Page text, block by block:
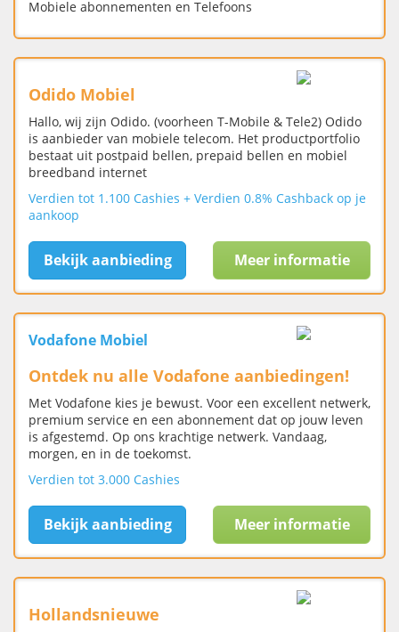
Mobiele abonnementen en Telefoons
Odido Mobiel
Hallo, wij zijn Odido. (voorheen T-Mobile & Tele2) Odido
is aanbieder van mobiele telecom. Het productportfolio
bestaat uit postpaid bellen, prepaid bellen en mobiel
breedband internet
Verdien tot 1.100 Cashies + Verdien 0.8% Cashback op je
aankoop
Bekijk aanbieding Meer informatie
Vodafone Mobiel
Ontdek nu alle Vodafone aanbiedingen!
Met Vodafone kies je bewust. Voor een excellent netwerk,
premium service en een abonnement dat op jouw leven
is afgestemd. Op ons krachtige netwerk. Vandaag,
morgen, en in de toekomst.
Verdien tot 3.000 Cashies
Bekijk aanbieding Meer informatie
Hollandsnieuwe